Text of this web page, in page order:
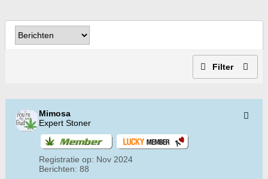
Filter
Mimosa
Expert Stoner
Registratie op: Nov 2024
Berichten: 88